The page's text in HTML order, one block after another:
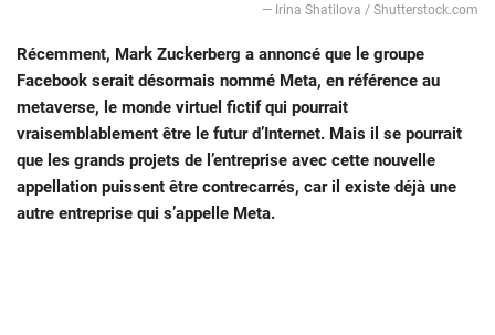
— Irina Shatilova / Shutterstock.com
Récemment, Mark Zuckerberg a annoncé que le groupe
Facebook serait désormais nommé Meta, en référence au
metaverse, le monde virtuel fictif qui pourrait
vraisemblablement être le futur d’Internet. Mais il se pourrait
que les grands projets de l’entreprise avec cette nouvelle
appellation puissent être contrecarrés, car il existe déjà une
autre entreprise qui s’appelle Meta.